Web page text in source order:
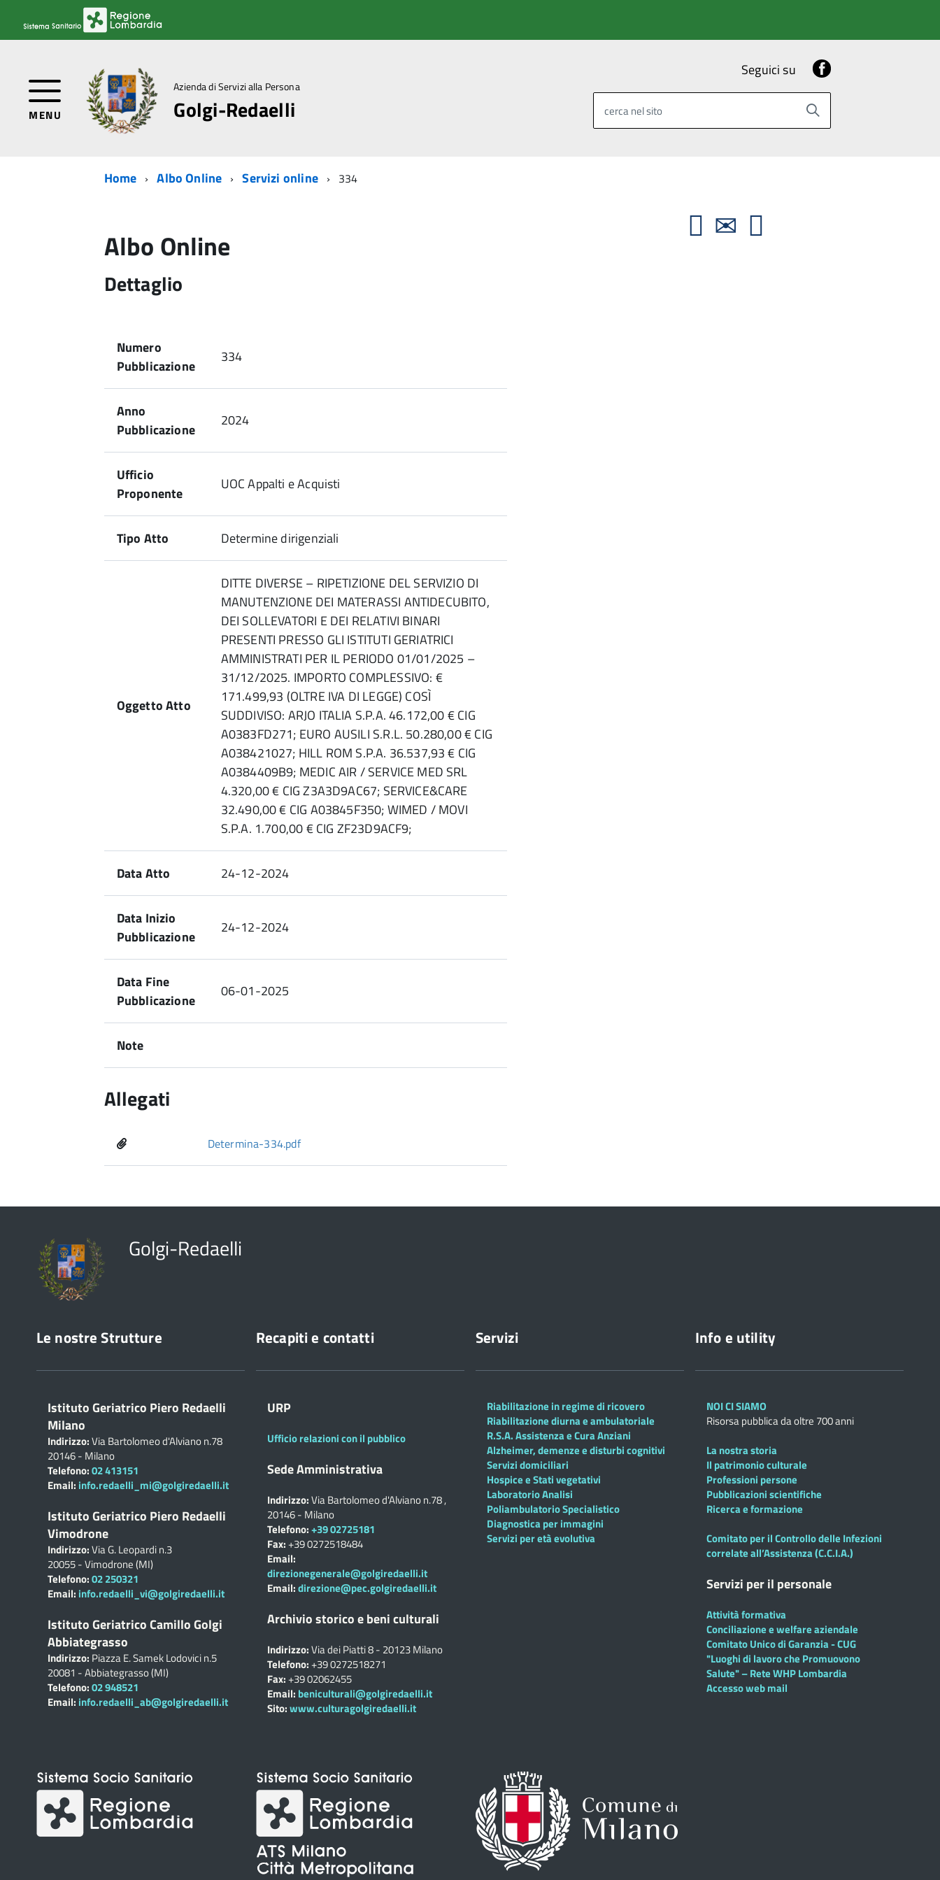
MENU
Azienda di Servizi alla Persona
Golgi-Redaelli
Seguici su
cerca nel sito
Home Albo Online Servizi online 334
Albo Online
Dettaglio
Numero
Pubblicazione
334
Anno
Pubblicazione
2024
Ufficio
Proponente
UOC Appalti e Acquisti
Tipo Atto Determine dirigenziali
Oggetto Atto
DITTE DIVERSE – RIPETIZIONE DEL SERVIZIO DI
MANUTENZIONE DEI MATERASSI ANTIDECUBITO,
DEI SOLLEVATORI E DEI RELATIVI BINARI
PRESENTI PRESSO GLI ISTITUTI GERIATRICI
AMMINISTRATI PER IL PERIODO 01/01/2025 –
31/12/2025. IMPORTO COMPLESSIVO: €
171.499,93 (OLTRE IVA DI LEGGE) COSÌ
SUDDIVISO: ARJO ITALIA S.P.A. 46.172,00 € CIG
A0383FD271; EURO AUSILI S.R.L. 50.280,00 € CIG
A038421027; HILL ROM S.P.A. 36.537,93 € CIG
A0384409B9; MEDIC AIR / SERVICE MED SRL
4.320,00 € CIG Z3A3D9AC67; SERVICE&CARE
32.490,00 € CIG A03845F350; WIMED / MOVI
S.P.A. 1.700,00 € CIG ZF23D9ACF9;
Data Atto 24-12-2024
Data Inizio
Pubblicazione
24-12-2024
Data Fine
Pubblicazione
06-01-2025
Note
Allegati
Determina-334.pdf
Golgi-Redaelli
Le nostre Strutture
Istituto Geriatrico Piero Redaelli
Milano
Indirizzo:Via Bartolomeo d'Alviano n.78
20146 - Milano
Telefono:02 413151
Email: info.redaelli_mi@golgiredaelli.it
Istituto Geriatrico Piero Redaelli
Vimodrone
Indirizzo:Via G. Leopardi n.3
20055 - Vimodrone (MI)
Telefono:02 250321
Email: info.redaelli_vi@golgiredaelli.it
Istituto Geriatrico Camillo Golgi
Abbiategrasso
Indirizzo: Piazza E. Samek Lodovici n.5
20081 - Abbiategrasso (MI)
Telefono:02 948521
Email: info.redaelli_ab@golgiredaelli.it
Recapiti e contatti
URP
Ufficio relazioni con il pubblico
Sede Amministrativa
Indirizzo:Via Bartolomeo d'Alviano n.78 ,
20146 - Milano
Telefono:+39 02725181
Fax:+39 0272518484
Email:
direzionegenerale@golgiredaelli.it
Email:direzione@pec.golgiredaelli.it
Archivio storico e beni culturali
Indirizzo:Via dei Piatti 8 - 20123 Milano
Telefono:+39 0272518271
Fax:+39 02062455
Email: beniculturali@golgiredaelli.it
Sito:www.culturagolgiredaelli.it
Servizi
Riabilitazione in regime di ricovero
Riabilitazione diurna e ambulatoriale
R.S.A. Assistenza e Cura Anziani
Alzheimer, demenze e disturbi cognitivi
Servizi domiciliari
Hospice e Stati vegetativi
Laboratorio Analisi
Poliambulatorio Specialistico
Diagnostica per immagini
Servizi per età evolutiva
Info e utility
NOI CI SIAMO
Risorsa pubblica da oltre 700 anni
La nostra storia
Il patrimonio culturale
Professioni persone
Pubblicazioni scientifiche
Ricerca e formazione
Comitato per il Controllo delle Infezioni
correlate all’Assistenza (C.C.I.A.)
Servizi per il personale
Attività formativa
Conciliazione e welfare aziendale
Comitato Unico di Garanzia - CUG
"Luoghi di lavoro che Promuovono
Salute" – Rete WHP Lombardia
Accesso web mail